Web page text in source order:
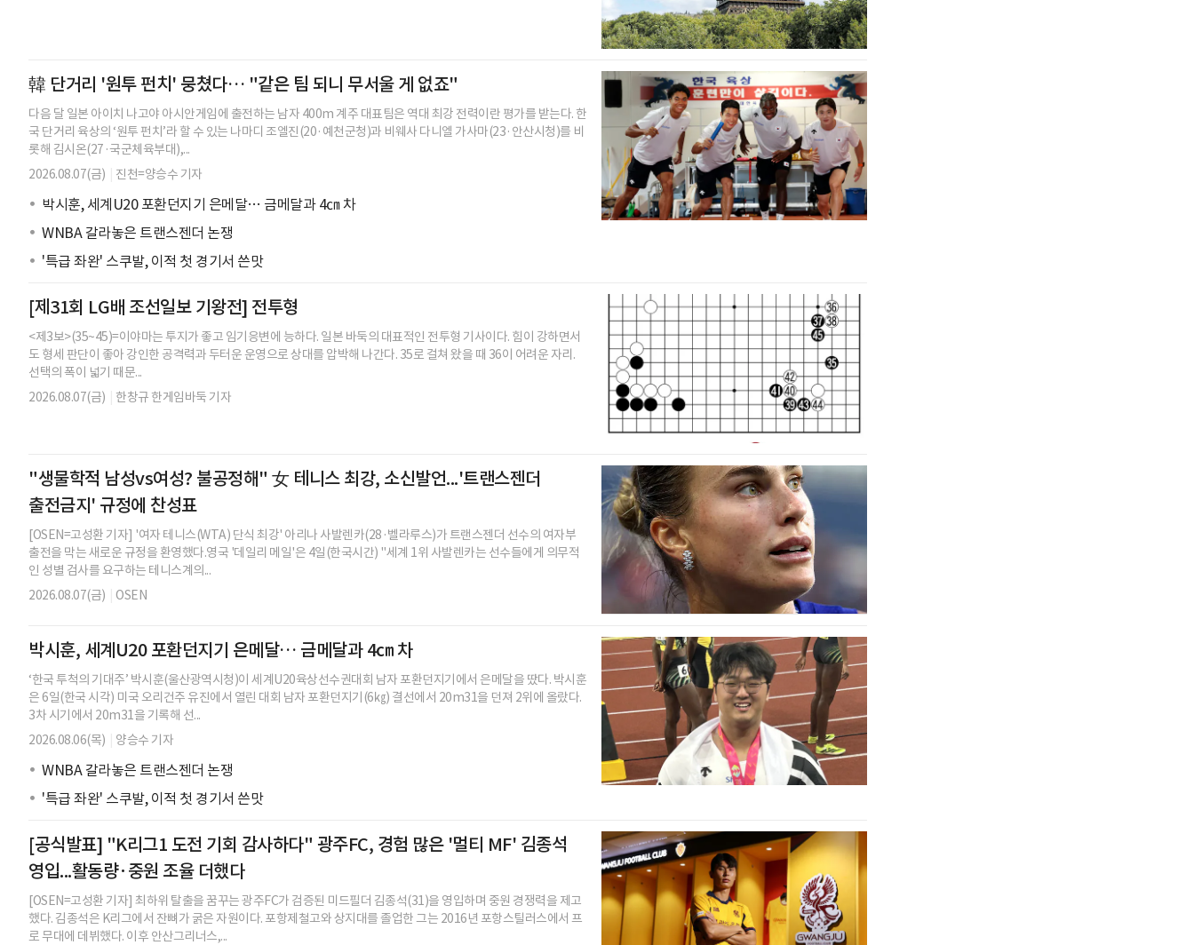
韓 단거리 '원투 펀치' 뭉쳤다… "같은 팀 되니 무서울 게 없죠"
다음 달 일본 아이치 나고야 아시안게임에 출전하는 남자 400m 계주 대표팀은 역대 최강 전력이란 평가를 받는다. 한
국 단거리 육상의 ‘원투 펀치’라 할 수 있는 나마디 조엘진(20·예천군청)과 비웨사 다니엘 가사마(23·안산시청)를 비
롯해 김시온(27·국군체육부대),...
2026.08.07(금)
진천=양승수 기자
박시훈, 세계U20 포환던지기 은메달… 금메달과 4㎝ 차
WNBA 갈라놓은 트랜스젠더 논쟁
'특급 좌완' 스쿠발, 이적 첫 경기서 쓴맛
[제31회 LG배 조선일보 기왕전] 전투형
<제3보>(35~45)=이야마는 투지가 좋고 임기응변에 능하다. 일본 바둑의 대표적인 전투형 기사이다. 힘이 강하면서
도 형세 판단이 좋아 강인한 공격력과 두터운 운영으로 상대를 압박해 나간다. 35로 걸쳐 왔을 때 36이 어려운 자리.
선택의 폭이 넓기 때문...
2026.08.07(금)
한창규 한게임바둑 기자
"생물학적 남성vs여성? 불공정해" 女 테니스 최강, 소신발언...'트랜스젠더
출전금지' 규정에 찬성표
[OSEN=고성환 기자] '여자 테니스(WTA) 단식 최강' 아리나 사발렌카(28·벨라루스)가 트랜스젠더 선수의 여자부
출전을 막는 새로운 규정을 환영했다.영국 '데일리 메일'은 4일(한국시간) "세계 1위 사발렌카는 선수들에게 의무적
인 성별 검사를 요구하는 테니스계의...
2026.08.07(금)
OSEN
박시훈, 세계U20 포환던지기 은메달… 금메달과 4㎝ 차
‘한국 투척의 기대주’ 박시훈(울산광역시청)이 세계U20육상선수권대회 남자 포환던지기에서 은메달을 땄다. 박시훈
은 6일(한국 시각) 미국 오리건주 유진에서 열린 대회 남자 포환던지기(6㎏) 결선에서 20m31을 던져 2위에 올랐다.
3차 시기에서 20m31을 기록해 선...
2026.08.06(목)
양승수 기자
WNBA 갈라놓은 트랜스젠더 논쟁
'특급 좌완' 스쿠발, 이적 첫 경기서 쓴맛
[공식발표] "K리그1 도전 기회 감사하다" 광주FC, 경험 많은 '멀티 MF' 김종석
영입...활동량·중원 조율 더했다
[OSEN=고성환 기자] 최하위 탈출을 꿈꾸는 광주FC가 검증된 미드필더 김종석(31)을 영입하며 중원 경쟁력을 제고
했다. 김종석은 K리그에서 잔뼈가 굵은 자원이다. 포항제철고와 상지대를 졸업한 그는 2016년 포항스틸러스에서 프
로 무대에 데뷔했다. 이후 안산그리너스,...